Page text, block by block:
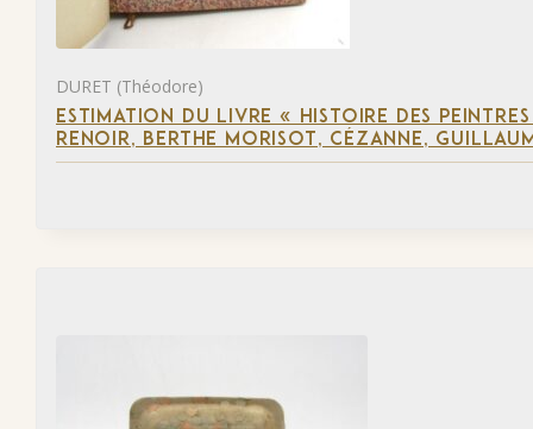
DURET (Théodore)
ESTIMATION DU LIVRE « HISTOIRE DES
RENOIR, BERTHE MORISOT, CÉZANNE,